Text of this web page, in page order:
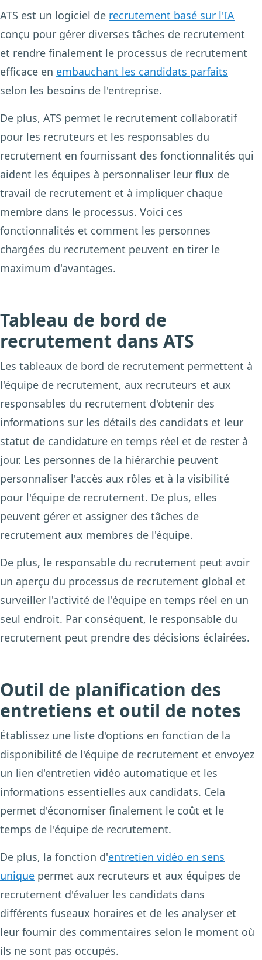
ATS est un logiciel de recrutement basé sur l'IA
conçu pour gérer diverses tâches de recrutement
et rendre finalement le processus de recrutement
efficace en embauchant les candidats parfaits
selon les besoins de l'entreprise.
De plus, ATS permet le recrutement collaboratif
pour les recruteurs et les responsables du
recrutement en fournissant des fonctionnalités qui
aident les équipes à personnaliser leur flux de
travail de recrutement et à impliquer chaque
membre dans le processus. Voici ces
fonctionnalités et comment les personnes
chargées du recrutement peuvent en tirer le
maximum d'avantages.
Tableau de bord de
recrutement dans ATS
Les tableaux de bord de recrutement permettent à
l'équipe de recrutement, aux recruteurs et aux
responsables du recrutement d'obtenir des
informations sur les détails des candidats et leur
statut de candidature en temps réel et de rester à
jour. Les personnes de la hiérarchie peuvent
personnaliser l'accès aux rôles et à la visibilité
pour l'équipe de recrutement. De plus, elles
peuvent gérer et assigner des tâches de
recrutement aux membres de l'équipe.
De plus, le responsable du recrutement peut avoir
un aperçu du processus de recrutement global et
surveiller l'activité de l'équipe en temps réel en un
seul endroit. Par conséquent, le responsable du
recrutement peut prendre des décisions éclairées.
Outil de planification des
entretiens et outil de notes
Établissez une liste d'options en fonction de la
disponibilité de l'équipe de recrutement et envoyez
un lien d'entretien vidéo automatique et les
informations essentielles aux candidats. Cela
permet d'économiser finalement le coût et le
temps de l'équipe de recrutement.
De plus, la fonction d'entretien vidéo en sens
unique permet aux recruteurs et aux équipes de
recrutement d'évaluer les candidats dans
différents fuseaux horaires et de les analyser et
leur fournir des commentaires selon le moment où
ils ne sont pas occupés.